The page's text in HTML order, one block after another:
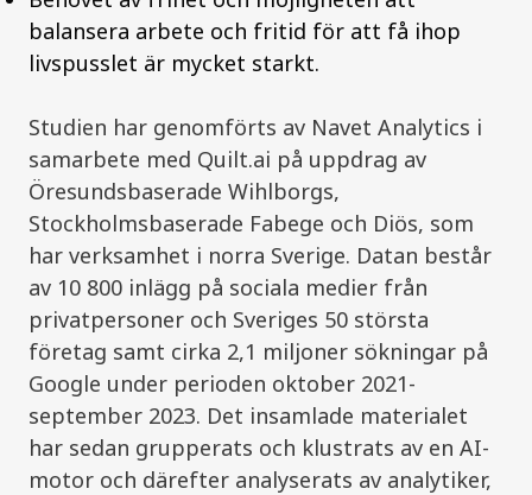
balansera arbete och fritid för att få ihop
livspusslet är mycket starkt.
Studien har genomförts av Navet Analytics i
samarbete med Quilt.ai på uppdrag av
Öresundsbaserade Wihlborgs,
Stockholmsbaserade Fabege och Diös, som
har verksamhet i norra Sverige. Datan består
av 10 800 inlägg på sociala medier från
privatpersoner och Sveriges 50 största
företag samt cirka 2,1 miljoner sökningar på
Google under perioden oktober 2021-
september 2023. Det insamlade materialet
har sedan grupperats och klustrats av en AI-
motor och därefter analyserats av analytiker,